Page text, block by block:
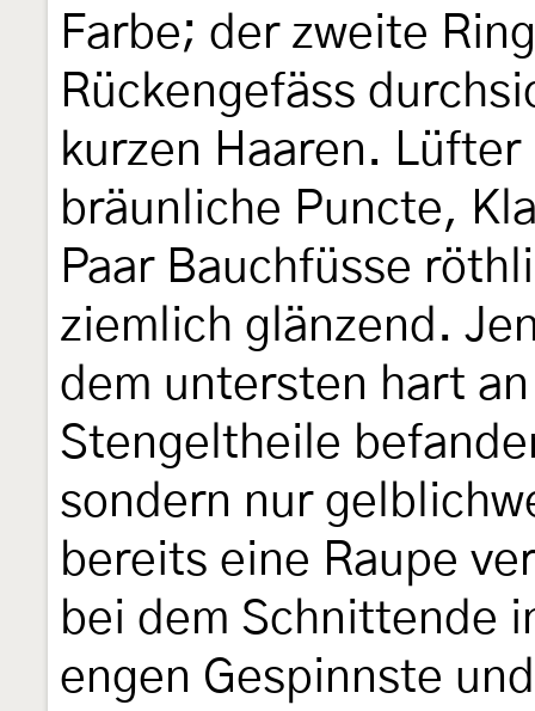
Farbe; der zweite
Rückengefäss
kurzen Haaren.
bräunliche Puncte,
Paar Bauchfüsse
ziemlich glänzend.
dem untersten hart
Stengeltheile
sondern nur
bereits eine Raupe
bei dem Schnittende
engen Gespinnste